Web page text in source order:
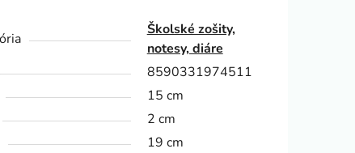
Školské zošity,
notesy, diáre
8590331974511
15 cm
2 cm
19 cm